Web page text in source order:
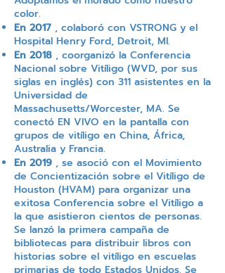
color.
En 2017 , colaboró con VSTRONG y el
Hospital Henry Ford, Detroit, MI.
En 2018 , coorganizó la Conferencia
Nacional sobre Vitíligo (WVD, por sus
siglas en inglés) con 311 asistentes en la
Universidad de
Massachusetts/Worcester, MA. Se
conectó EN VIVO en la pantalla con
grupos de vitíligo en China, África,
Australia y Francia.
En 2019 , se asoció con el Movimiento
de Concientización sobre el Vitíligo de
Houston (HVAM) para organizar una
exitosa Conferencia sobre el Vitíligo a
la que asistieron cientos de personas.
Se lanzó la primera campaña de
bibliotecas para distribuir libros con
historias sobre el vitíligo en escuelas
primarias de todo Estados Unidos. Se